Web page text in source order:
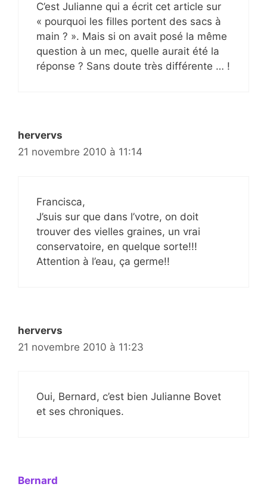
C’est Julianne qui a écrit cet article sur
« pourquoi les filles portent des sacs à
main ? ». Mais si on avait posé la même
question à un mec, quelle aurait été la
réponse ? Sans doute très différente … !
hervervs
21 novembre 2010 à 11:14
Francisca,
J’suis sur que dans l’votre, on doit
trouver des vielles graines, un vrai
conservatoire, en quelque sorte!!!
Attention à l’eau, ça germe!!
hervervs
21 novembre 2010 à 11:23
Oui, Bernard, c’est bien Julianne Bovet
et ses chroniques.
Bernard